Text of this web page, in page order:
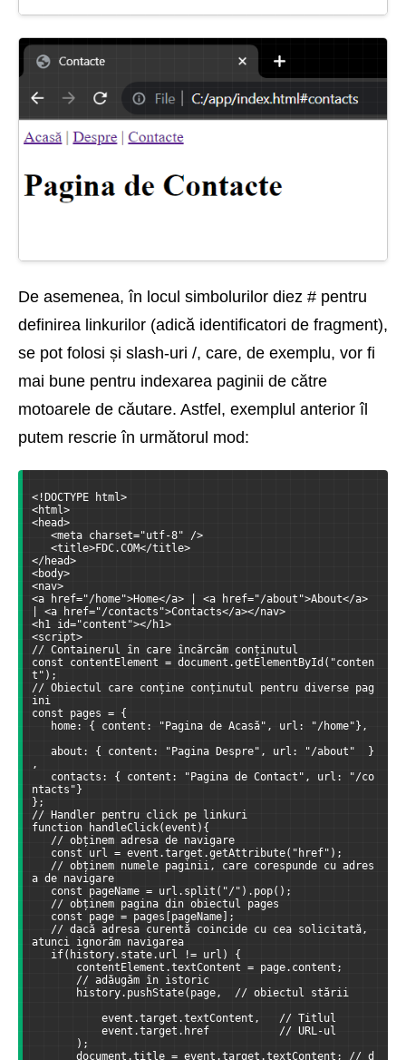
De asemenea, în locul simbolurilor diez # pentru
definirea linkurilor (adică identificatori de fragment),
se pot folosi și slash-uri /, care, de exemplu, vor fi
mai bune pentru indexarea paginii de către
motoarele de căutare. Astfel, exemplul anterior îl
putem rescrie în următorul mod:
<!DOCTYPE html>
<html>
<head>
<meta charset="utf-8" />
<title>FDC.COM</title>
</head>
<body>
<nav>
<a href="/home">Home</a> | <a href="/about">About</a>
| <a href="/contacts">Contacts</a></nav>
<h1 id="content"></h1>
<script>
// Containerul în care încărcăm conținutul
const contentElement = document.getElementById("conten
t");
// Obiectul care conține conținutul pentru diverse pag
ini
const pages = {
home: { content: "Pagina de Acasă", url: "/home"},
about: { content: "Pagina Despre", url: "/about"  }
,
contacts: { content: "Pagina de Contact", url: "/co
ntacts"}
};
// Handler pentru click pe linkuri
function handleClick(event){
// obținem adresa de navigare
const url = event.target.getAttribute("href");
// obținem numele paginii, care corespunde cu adres
a de navigare
const pageName = url.split("/").pop();
// obținem pagina din obiectul pages
const page = pages[pageName];
// dacă adresa curentă coincide cu cea solicitată,
atunci ignorăm navigarea
if(history.state.url != url) {
contentElement.textContent = page.content;
// adăugăm în istoric
history.pushState(page,  // obiectul stării
event.target.textContent,   // Titlul
event.target.href           // URL-ul
);
document.title = event.target.textContent; // d